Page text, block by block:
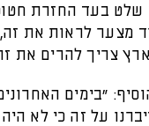
בעד החזרת
מצער לראות את
צריך להרים את זה
"בימים
על זה כי לא